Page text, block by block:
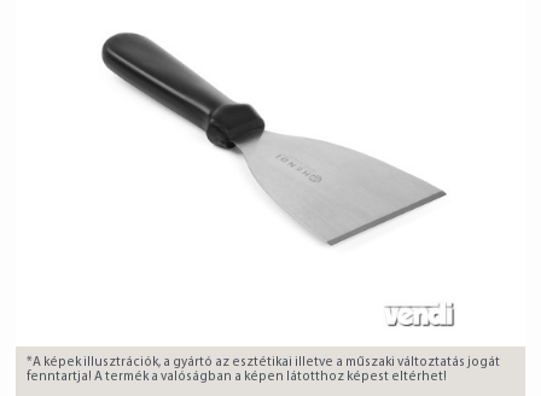
*A képek illusztrációk, a gyártó az esztétikai illetve a műszaki változtatás jogát
fenntartja! A termék a valóságban a képen látotthoz képest eltérhet!